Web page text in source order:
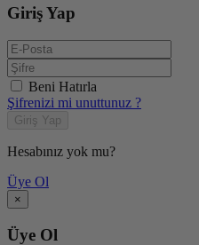
Giriş Yap
Beni Hatırla
Şifrenizi mi unuttunuz ?
Giriş Yap
Hesabınız yok mu?
Üye Ol
×
Üye Ol